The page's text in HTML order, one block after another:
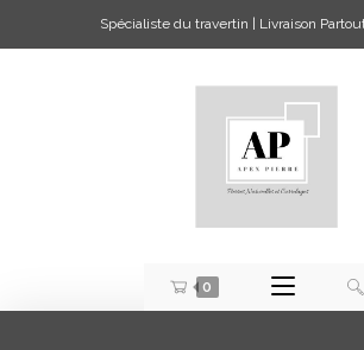
Spécialiste du travertin | Livraison
0